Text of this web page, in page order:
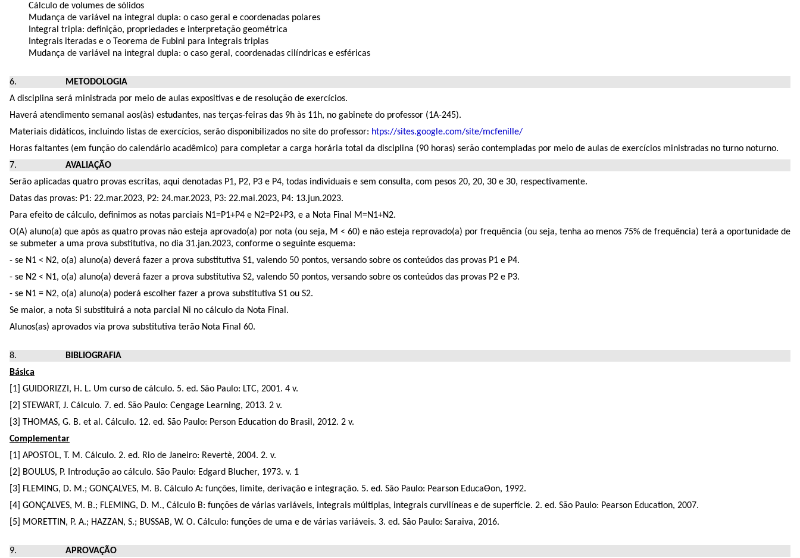
Cálculo de volumes de sólidos
Mudança de variável na integral dupla: o caso geral e coordenadas polares
Integral tripla: definição, propriedades e interpretação geométrica
Integrais iteradas e o Teorema de Fubini para integrais triplas
Mudança de variável na integral dupla: o caso geral, coordenadas cilíndricas e esféricas
METODOLOGIA
A disciplina será ministrada por meio de aulas expositivas e de resolução de exercícios.
Haverá atendimento semanal aos(às) estudantes, nas terças-feiras das 9h às 11h, no gabinete do professor (1A-245).
Materiais didáticos, incluindo listas de exercícios, serão disponibilizados no site do professor: htps://sites.google.com/site/mcfenille/
Horas faltantes (em função do calendário acadêmico) para completar a carga horária total da disciplina (90 horas) serão contempladas por meio de aulas de exercícios ministradas no turno noturno.
AVALIAÇÃO
Serão aplicadas quatro provas escritas, aqui denotadas P1, P2, P3 e P4, todas individuais e sem consulta, com pesos 20, 20, 30 e 30, respectivamente.
Datas das provas: P1: 22.mar.2023, P2: 24.mar.2023, P3: 22.mai.2023, P4: 13.jun.2023.
Para efeito de cálculo, definimos as notas parciais N1=P1+P4 e N2=P2+P3, e a Nota Final M=N1+N2.
O(A) aluno(a) que após as quatro provas não esteja aprovado(a) por nota (ou seja, M < 60) e não esteja reprovado(a) por frequência (ou seja, tenha ao menos 75% de frequência) terá a oportunidade de
se submeter a uma prova substitutiva, no dia 31.jan.2023, conforme o seguinte esquema:
- se N1 < N2, o(a) aluno(a) deverá fazer a prova substitutiva S1, valendo 50 pontos, versando sobre os conteúdos das provas P1 e P4.
- se N2 < N1, o(a) aluno(a) deverá fazer a prova substitutiva S2, valendo 50 pontos, versando sobre os conteúdos das provas P2 e P3.
- se N1 = N2, o(a) aluno(a) poderá escolher fazer a prova substitutiva S1 ou S2.
Se maior, a nota Si substituirá a nota parcial Ni no cálculo da Nota Final.
Alunos(as) aprovados via prova substitutiva terão Nota Final 60.
BIBLIOGRAFIA
Básica
[1] GUIDORIZZI, H. L. Um curso de cálculo. 5. ed. São Paulo: LTC, 2001. 4 v.
[2] STEWART, J. Cálculo. 7. ed. São Paulo: Cengage Learning, 2013. 2 v.
[3] THOMAS, G. B. et al. Cálculo. 12. ed. São Paulo: Person Education do Brasil, 2012. 2 v.
Complementar
[1] APOSTOL, T. M. Cálculo. 2. ed. Rio de Janeiro: Revertè, 2004. 2. v.
[2] BOULUS, P. Introdução ao cálculo. São Paulo: Edgard Blucher, 1973. v. 1
[3] FLEMING, D. M.; GONÇALVES, M. B. Cálculo A: funções, limite, derivação e integração. 5. ed. São Paulo: Pearson EducaƟon, 1992.
[4] GONÇALVES, M. B.; FLEMING, D. M., Cálculo B: funções de várias variáveis, integrais múltiplas, integrais curvilíneas e de superfície. 2. ed. São Paulo: Pearson Education, 2007.
[5] MORETTIN, P. A.; HAZZAN, S.; BUSSAB, W. O. Cálculo: funções de uma e de várias variáveis. 3. ed. São Paulo: Saraiva, 2016.
APROVAÇÃO